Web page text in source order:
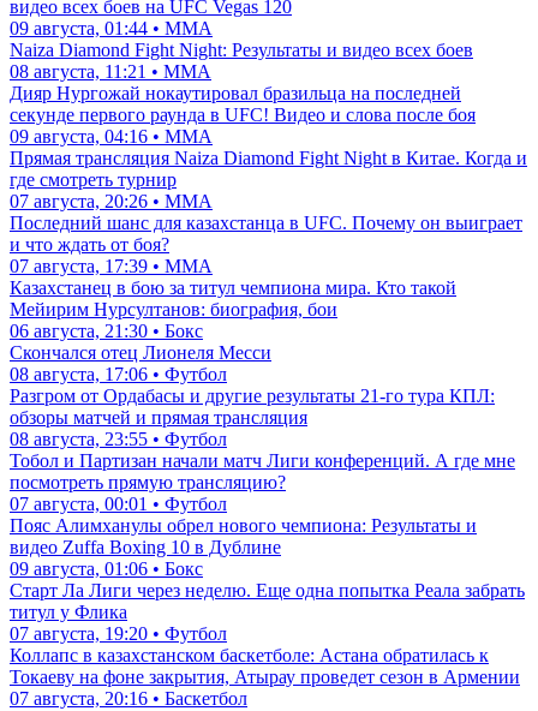
видео всех боев на UFC Vegas 120
09 августа, 01:44 • ММА
Naiza Diamond Fight Night: Результаты и видео всех боев
08 августа, 11:21 • ММА
Дияр Нургожай нокаутировал бразильца на последней
секунде первого раунда в UFC! Видео и слова после боя
09 августа, 04:16 • ММА
Прямая трансляция Naiza Diamond Fight Night в Китае. Когда и
где смотреть турнир
07 августа, 20:26 • ММА
Последний шанс для казахстанца в UFC. Почему он выиграет
и что ждать от боя?
07 августа, 17:39 • ММА
Казахстанец в бою за титул чемпиона мира. Кто такой
Мейирим Нурсултанов: биография, бои
06 августа, 21:30 • Бокс
Скончался отец Лионеля Месси
08 августа, 17:06 • Футбол
Разгром от Ордабасы и другие результаты 21-го тура КПЛ:
обзоры матчей и прямая трансляция
08 августа, 23:55 • Футбол
Тобол и Партизан начали матч Лиги конференций. А где мне
посмотреть прямую трансляцию?
07 августа, 00:01 • Футбол
Пояс Алимханулы обрел нового чемпиона: Результаты и
видео Zuffa Boxing 10 в Дублине
09 августа, 01:06 • Бокс
Старт Ла Лиги через неделю. Еще одна попытка Реала забрать
титул у Флика
07 августа, 19:20 • Футбол
Коллапс в казахстанском баскетболе: Астана обратилась к
Токаеву на фоне закрытия, Атырау проведет сезон в Армении
07 августа, 20:16 • Баскетбол